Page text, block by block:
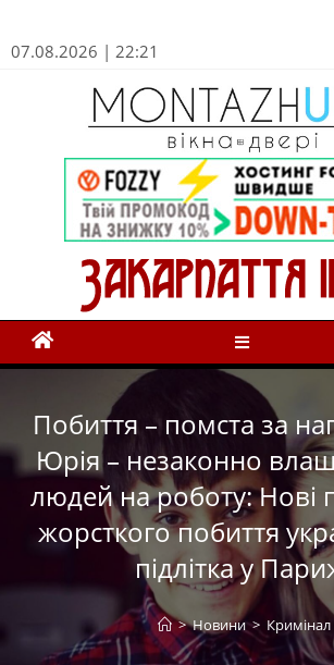
07.08.2026 | 22:21
Побиття – помста за
Юрія – незаконно
людей на роботу: Нові
жорсткого побиття
підлітка у
> Новини > Кримінал